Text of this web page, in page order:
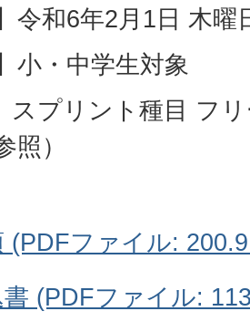
令和6年2月1日 木曜
小・中学生対象
プリント種目 フリ
照）
(PDFファイル:
(PDFファイル: